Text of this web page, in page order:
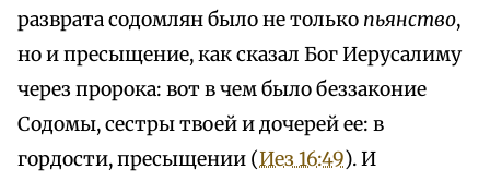
разврата содомлян было не только пьянство,
но и пресыщение, как сказал Бог Иерусалиму
через пророка: вот в чем было беззаконие
Содомы, сестры твоей и дочерей ее: в
гордости, пресыщении (Иез 16:49). И